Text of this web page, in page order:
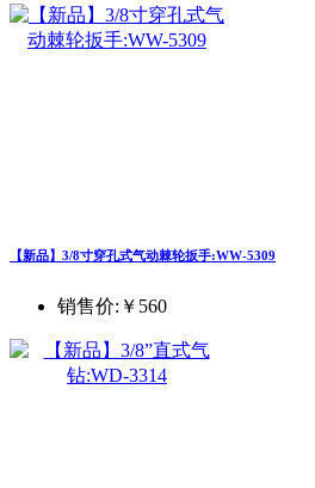
【新品】3/8寸穿孔式气动棘轮扳手:WW-5309
销售价: ￥560